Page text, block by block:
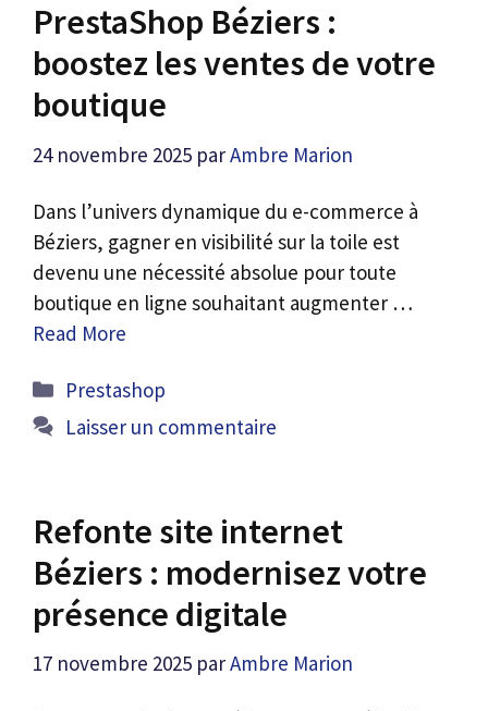
PrestaShop Béziers :
boostez les ventes de votre
boutique
24 novembre 2025 parAmbre Marion
Dans l’univers dynamique du e-commerce à
Béziers, gagner en visibilité sur la toile est
devenu une nécessité absolue pour toute
boutique en ligne souhaitant augmenter …
Read More
Catégories
Prestashop
Laisser un commentaire
Refonte site internet
Béziers : modernisez votre
présence digitale
17 novembre 2025 parAmbre Marion